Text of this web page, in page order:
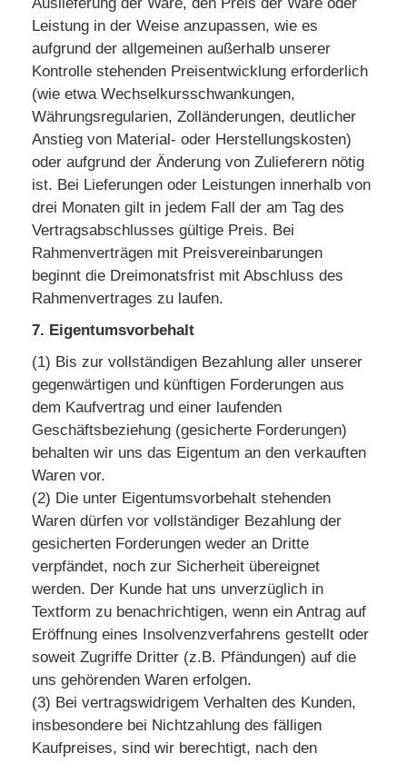
Leistung in der Weise anzupassen, wie es
aufgrund der allgemeinen außerhalb unserer
Kontrolle stehenden Preisentwicklung erforderlich
(wie etwa Wechselkursschwankungen,
Währungsregularien, Zolländerungen, deutlicher
Anstieg von Material- oder Herstellungskosten)
oder aufgrund der Änderung von Zulieferern nötig
ist. Bei Lieferungen oder Leistungen innerhalb von
drei Monaten gilt in jedem Fall der am Tag des
Vertragsabschlusses gültige Preis. Bei
Rahmenverträgen mit Preisvereinbarungen
beginnt die Dreimonatsfrist mit Abschluss des
Rahmenvertrages zu laufen.
7. Eigentumsvorbehalt
(1) Bis zur vollständigen Bezahlung aller unserer
gegenwärtigen und künftigen Forderungen aus
dem Kaufvertrag und einer laufenden
Geschäftsbeziehung (gesicherte Forderungen)
behalten wir uns das Eigentum an den verkauften
Waren vor.
(2) Die unter Eigentumsvorbehalt stehenden
Waren dürfen vor vollständiger Bezahlung der
gesicherten Forderungen weder an Dritte
verpfändet, noch zur Sicherheit übereignet
werden. Der Kunde hat uns unverzüglich in
Textform zu benachrichtigen, wenn ein Antrag auf
Eröffnung eines Insolvenzverfahrens gestellt oder
soweit Zugriffe Dritter (z.B. Pfändungen) auf die
uns gehörenden Waren erfolgen.
(3) Bei vertragswidrigem Verhalten des Kunden,
insbesondere bei Nichtzahlung des fälligen
Kaufpreises, sind wir berechtigt, nach den